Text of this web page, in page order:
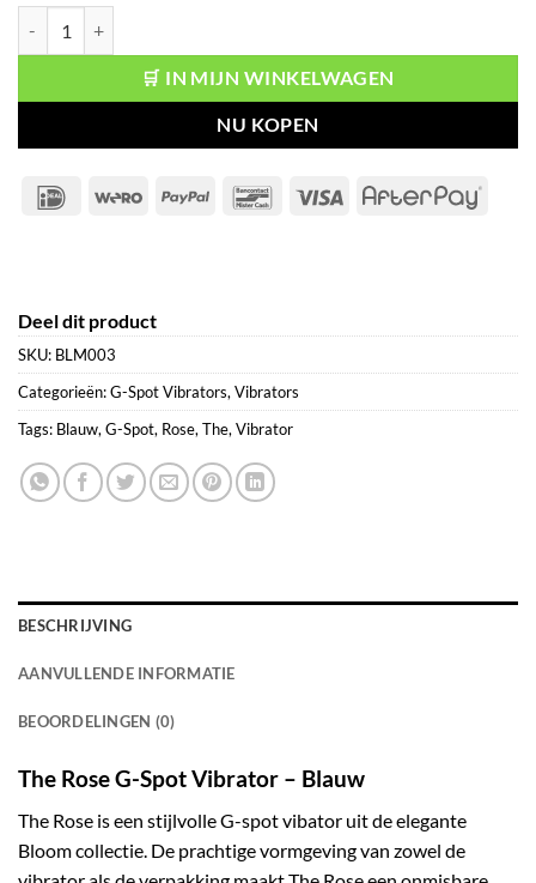
🛒 IN MIJN WINKELWAGEN
NU KOPEN
IDeal Wero PayPal Bancontact
Visa
Deel dit product
SKU: BLM003
Categorieën:G-Spot Vibrators,Vibrators
Tags: Blauw,G-Spot, Rose,The,Vibrator
BESCHRIJVING
AANVULLENDE INFORMATIE
BEOORDELINGEN (0)
The Rose G-Spot Vibrator – Blauw
The Rose is een stijlvolle G-spot vibator uit de elegante
Bloom collectie. De prachtige vormgeving van zowel de